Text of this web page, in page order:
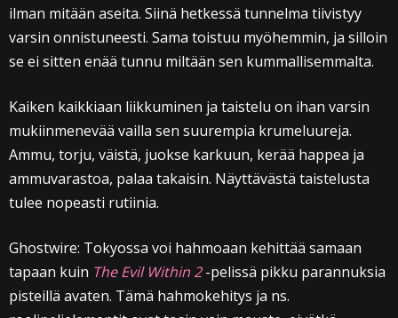
ilman mitään aseita. Siinä hetkessä tunnelma tiivistyy
varsin onnistuneesti. Sama toistuu myöhemmin, ja silloin
se ei sitten enää tunnu miltään sen kummallisemmalta.
Kaiken kaikkiaan liikkuminen ja taistelu on ihan varsin
mukiinmenevää vailla sen suurempia krumeluureja.
Ammu, torju, väistä, juokse karkuun, kerää happea ja
ammuvarastoa, palaa takaisin. Näyttävästä taistelusta
tulee nopeasti rutiinia.
Ghostwire: Tokyossa voi hahmoaan kehittää samaan
tapaan kuin The Evil Within 2-pelissä pikku parannuksia
pisteillä avaten. Tämä hahmokehitys ja ns.